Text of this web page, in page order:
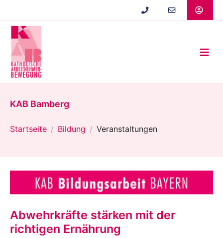
springen
KAB Bamberg
Startseite Bildung Veranstaltungen
Abwehrkräfte stärken mit der
richtigen Ernährung